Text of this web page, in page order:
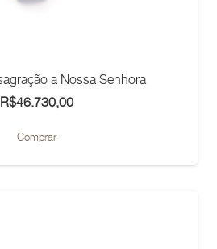
a Nossa Senhora
R$46.730,00
Comprar